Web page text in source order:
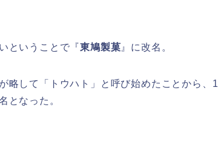
ということで『東鳩製菓』に改名。
略して「トウハト」と呼び始めたことから、
となった。